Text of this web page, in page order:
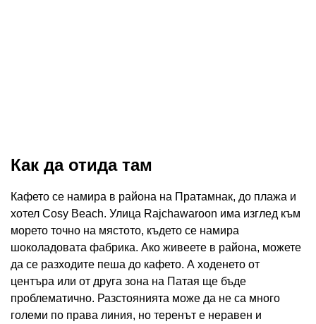
Как да отида там
Кафето се намира в района на Пратамнак, до плажа и
хотел Cosy Beach. Улица Rajchawaroon има изглед към
морето точно на мястото, където се намира
шоколадовата фабрика. Ако живеете в района, можете
да се разходите пеша до кафето. А ходенето от
центъра или от друга зона на Патая ще бъде
проблематично. Разстоянията може да не са много
големи по права линия, но теренът е неравен и